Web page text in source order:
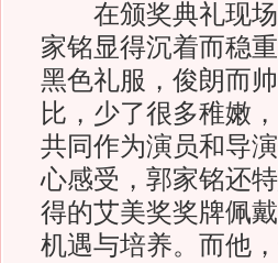
在颁奖典礼现场
家铭显得沉着而稳
黑色礼服，俊朗而
比，少了很多稚嫩
共同作为演员和导
心感受，郭家铭还
得的艾美奖奖牌佩
机遇与培养。而他